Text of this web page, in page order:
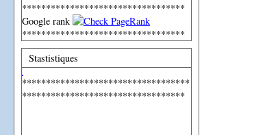
**********************************
Google rank
**********************************
Stastistiques
***********************************
**********************************